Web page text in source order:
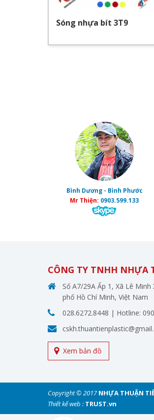
Sóng nhựa bít 3T9
Bình Dương - Bình Phước
Mr Thiện: 0903.599.133
CÔNG TY TNHH NHỰA
Số A7/29A Ấp 1, Xã Lê
phố Hồ Chí Minh, Việt Nam
028.6272.8448 | Hotline:
Xem bản đồ
Copyright © 2017NHỰA THUẬN
Thiết kế web : TRUST.vn